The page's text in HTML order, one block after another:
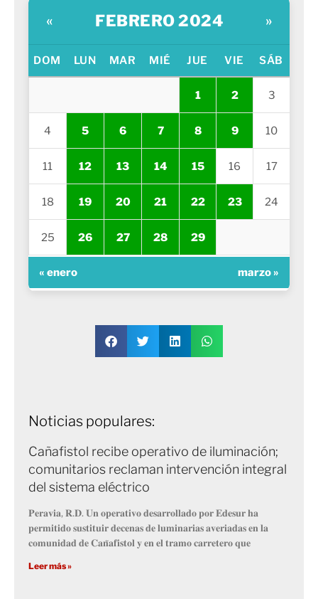
« FEBRERO 2024 »
DOM LUN MAR MIÉ JUE VIE SÁB
1 2 3
4 5 6 7 8 9 10
11 12 13 14 15 16 17
18 19 20 21 22 23 24
25 26 27 28 29
« enero marzo »
Noticias populares:
Cañafistol recibe operativo de iluminación;
comunitarios reclaman intervención integral
del sistema eléctrico
𝐏𝐞𝐫𝐚𝐯𝐢𝐚, 𝐑.𝐃. 𝐔𝐧 𝐨𝐩𝐞𝐫𝐚𝐭𝐢𝐯𝐨 𝐝𝐞𝐬𝐚𝐫𝐫𝐨𝐥𝐥𝐚𝐝𝐨 𝐩𝐨𝐫 𝐄𝐝𝐞𝐬𝐮𝐫 𝐡𝐚
𝐩𝐞𝐫𝐦𝐢𝐭𝐢𝐝𝐨 𝐬𝐮𝐬𝐭𝐢𝐭𝐮𝐢𝐫 𝐝𝐞𝐜𝐞𝐧𝐚𝐬 𝐝𝐞 𝐥𝐮𝐦𝐢𝐧𝐚𝐫𝐢𝐚𝐬 𝐚𝐯𝐞𝐫𝐢𝐚𝐝𝐚𝐬 𝐞𝐧 𝐥𝐚
𝐜𝐨𝐦𝐮𝐧𝐢𝐝𝐚𝐝 𝐝𝐞 𝐂𝐚𝐧̃𝐚𝐟𝐢𝐬𝐭𝐨𝐥 𝐲 𝐞𝐧 𝐞𝐥 𝐭𝐫𝐚𝐦𝐨 𝐜𝐚𝐫𝐫𝐞𝐭𝐞𝐫𝐨 𝐪𝐮𝐞
Leer más »